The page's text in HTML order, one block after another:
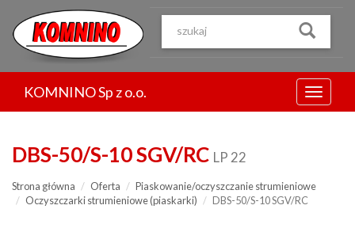
treści
Menu
KOMNINO Sp z o.o.
DBS-50/S-10 SGV/RC LP 22
Strona główna Oferta
Piaskowanie/oczyszczanie strumieniowe
Oczyszczarki strumieniowe (piaskarki)
DBS-50/S-10 SGV/RC